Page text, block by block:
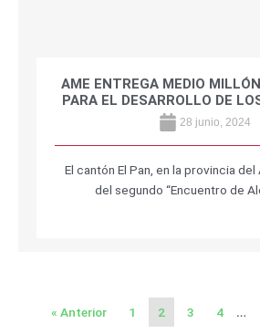
AME ENTREGA MEDIO
PARA EL DESARROLLO DE
28 junio, 2024
El cantón El Pan, en la provincia del
del segundo “Encuentro de
« Anterior 1 2 3 4 …